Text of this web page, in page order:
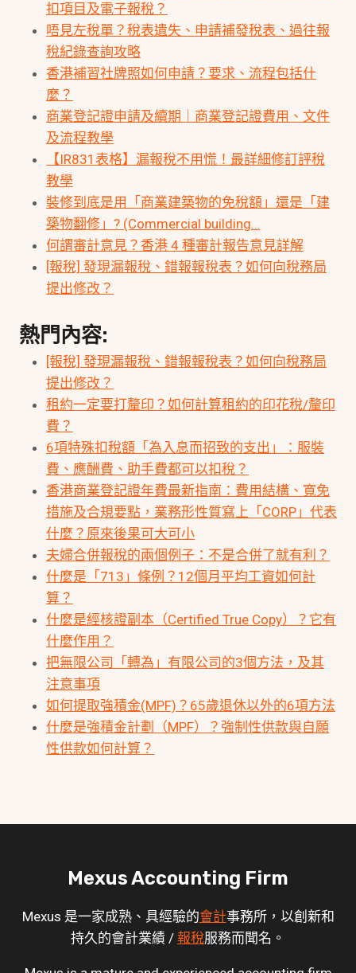
扣項目及電子報稅？
唔見左稅單？稅表遺失、申請補發稅表、過往報
稅紀錄查詢攻略
香港補習社牌照如何申請？要求、流程包括什
麼？
商業登記證申請及續期｜商業登記證費用、文件
及流程教學
【IR831表格】漏報稅不用慌！最詳細修訂評稅
教學
裝修到底是用「商業建築物的免稅額」還是「建
築物翻修」? (Commercial building…
何謂審計意見？香港 4 種審計報告意見詳解
[報稅] 發現漏報稅、錯報報稅表？如何向稅務局
提出修改？
熱門內容:
[報稅] 發現漏報稅、錯報報稅表？如何向稅務局
提出修改？
租約一定要打釐印？如何計算租約的印花稅/釐印
費？
6項特殊扣稅額「為入息而招致的支出」：服裝
費、應酬費、助手費都可以扣稅？
香港商業登記證年費最新指南：費用結構、寬免
措施及合規要點，業務形性質寫上「CORP」代表
什麼？原來後果可大可小
夫婦合併報稅的兩個例子：不是合併了就有利？
什麼是「713」條例？12個月平均工資如何計
算？
什麼是經核證副本（Certified True Copy）？它有
什麼作用？
把無限公司「轉為」有限公司的3個方法，及其
注意事項
如何提取強積金(MPF)？65歲退休以外的6項方法
什麼是強積金計劃（MPF）？強制性供款與自願
性供款如何計算？
Mexus Accounting Firm
Mexus 是一家成熟、具經驗的會計事務所，以創新和
持久的會計業績 / 報稅服務而聞名。